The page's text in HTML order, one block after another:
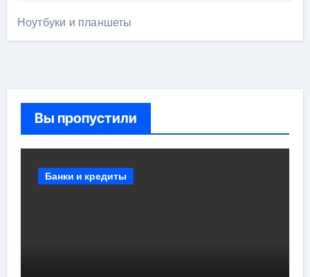
Ноутбуки и планшеты
Вы пропустили
Банки и кредиты